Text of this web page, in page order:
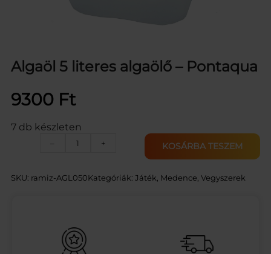
Algaöl 5 literes algaölő – Pontaqua
9300 Ft
7 db készleten
–
A
a
i
t
+ KOSÁRBA TESZEM
SKU: ramiz-AGL050Kategóriák: Játék Medence Vegyszerek